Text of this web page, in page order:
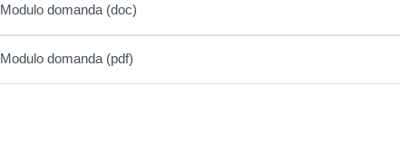
Modulo domanda (doc)
Modulo domanda (pdf)